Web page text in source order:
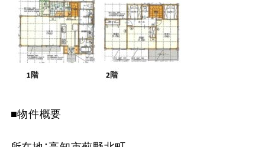
■物件概要